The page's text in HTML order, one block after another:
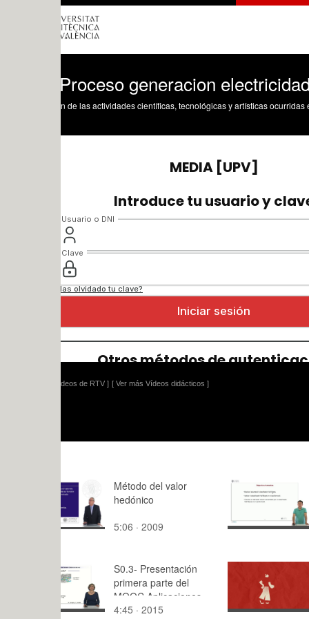
generacion electricidad
de las actividades científicas, tecnológicas y artísticas ocurridas en los tres
[ Ver más Vídeos didácticos ]
Método del valor
hedónico
5:06 · 2009
Bayes
11:54 ·
S0.3- Presentación
primera parte del
MOOC Aplicaciones
de la teoría de grafos
4:45 · 2015
10
0:23 · 2026